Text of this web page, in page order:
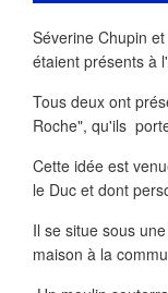
Séverine Chupin
étaient présents à
Tous deux ont
Roche", qu'ils
Cette idée est
le Duc et dont
Il se situe sous
maison à la